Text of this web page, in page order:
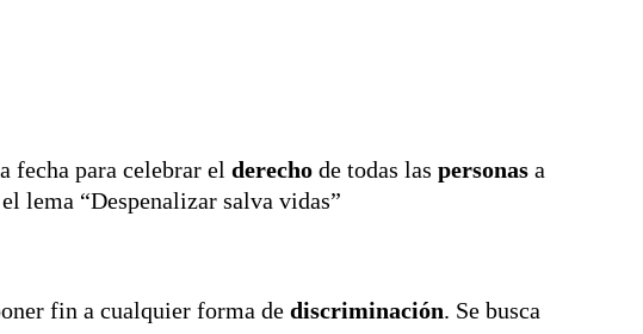
fecha para celebrar el derecho de todas las personas a
lema “Despenalizar salva vidas”
fin a cualquier forma de discriminación. Se busca